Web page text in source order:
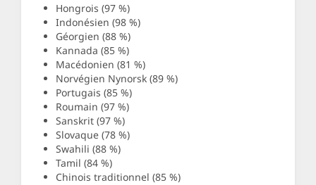
Hongrois (97 %)
Indonésien (98 %)
Géorgien (88 %)
Kannada (85 %)
Macédonien (81 %)
Norvégien Nynorsk (89 %)
Portugais (85 %)
Roumain (97 %)
Sanskrit (97 %)
Slovaque (78 %)
Swahili (88 %)
Tamil (84 %)
Chinois traditionnel (85 %)